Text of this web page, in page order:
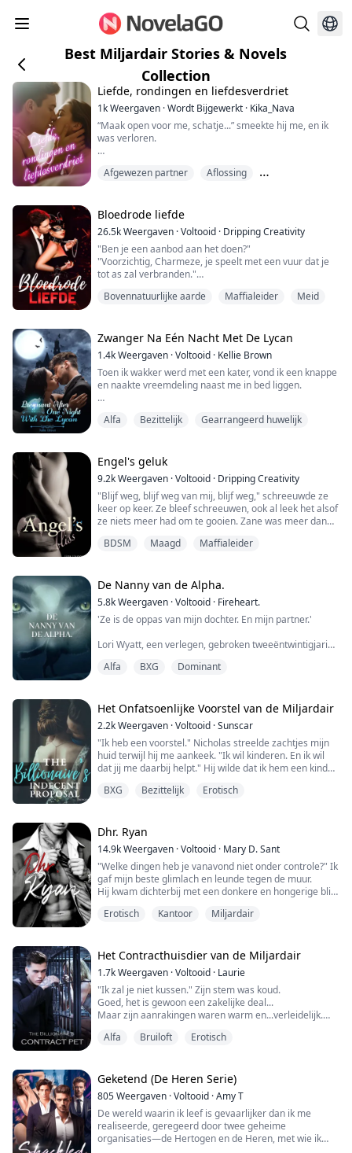
Best Miljardair Stories & Novels
Collection
Liefde, rondingen en liefdesverdriet
1kWeergaven ·Wordt Bijgewerkt · Kika_Nava
“Maak open voor me, schatje...” smeekte hij me, en ik
was verloren.
me te strelen, elk deel, binnen en buiten alsof hij alles
Maar Ethan was vastberaden, hij begon te wrijven, te
duwen, en ik kon mezelf niet beheersen terwijl ik in
genot huilde, mijn ...
Afgewezen partner
Aflossing
Bloedrode liefde
26.5kWeergaven ·Voltooid · Dripping Creativity
"Ben je een aanbod aan het doen?"
"Voorzichtig, Charmeze, je speelt met een vuur dat je
tot as zal verbranden."
de donderdagbijeenkomsten had bediend. Hij is een
voelde zacht en rond aan op alle juiste plekken. Hij
vond het te leuk, wat duidelijk werd toen Millard ...
Bovennatuurlijke aarde Maffialeider Meid
Zwanger Na Eén Nacht Met De Lycan
1.4kWeergaven ·Voltooid · Kellie Brown
Toen ik wakker werd met een kater, vond ik een knappe
en naakte vreemdeling naast me in bed liggen.
omega zonder wolf en zonder geur.
hem in bed met mijn zus.
Ik ging naar de bar om me te bezatten en had per
ongeluk een onenightstand met de kn...
Alfa Bezittelijk Gearrangeerd huwelijk
Engel's geluk
9.2kWeergaven ·Voltooid · Dripping Creativity
"Blijf weg, blijf weg van mij, blijf weg," schreeuwde ze
keer op keer. Ze bleef schreeuwen, ook al leek het alsof
ze niets meer had om te gooien. Zane was meer dan
aan de hand was. Maar hij kon zich niet concentreren
"Hou je bek!" brulde hij naar haar. Ze viel stil en hij zag
tranen in haar ogen opwellen, ha...
BDSM Maagd Maffialeider
De Nanny van de Alpha.
5.8kWeergaven ·Voltooid · Fireheart.
'Ze is de oppas van mijn dochter. En mijn partner.'
Lori Wyatt, een verlegen, gebroken tweeëntwintigjarige
wanneer ze wordt gevraagd om de oppas te worden
haar verleden te ontsnappen.
Gabriel Caine is de Alpha van de gerespecteerde
Maanfan...
Alfa BXG Dominant
Het Onfatsoenlijke Voorstel van de Miljardair
2.2kWeergaven ·Voltooid ·Sunscar
"Ik heb een voorstel." Nicholas streelde zachtjes mijn
huid terwijl hij me aankeek. "Ik wil kinderen. En ik wil
dat jij me daarbij helpt." Hij wilde dat ik hem een kind
ooit zou kunnen wensen."
Wees en zonder een plek om thuis te noemen, was
Willow's enige kans op geluk om naar de universiteit te
gaan. Toen haar beurs niet doorg...
BXG Bezittelijk Erotisch
Dhr. Ryan
14.9kWeergaven ·Voltooid · Mary D. Sant
"Welke dingen heb je vanavond niet onder controle?" Ik
gaf mijn beste glimlach en leunde tegen de muur.
Hij kwam dichterbij met een donkere en hongerige blik,
zijn handen reikten naar mijn gezicht en hij drukte zijn
Zijn tong liet me buiten adem.
"Als je niet met me meegaat, neuk ik je hier ter plekke,"
fluisterde...
Erotisch Kantoor Miljardair
Het Contracthuisdier van de Miljardair
1.7kWeergaven ·Voltooid · Laurie
"Ik zal je niet kussen." Zijn stem was koud.
Goed, het is gewoon een zakelijke deal...
Maar zijn aanrakingen waren warm en...verleidelijk.
studeren. Ze werd misbruikt en gemarteld door haar
stiefmoeder Jane en stiefzus Anna. De enige hoop in
haar leven was haar prinsachtige vriend Matthew
Davi...
Alfa Bruiloft Erotisch
Geketend (De Heren Serie)
805Weergaven ·Voltooid ·Amy T
De wereld waarin ik leef is gevaarlijker dan ik me
realiseerde, geregeerd door twee geheime
organisaties—de Hertogen en de Heren, met wie ik